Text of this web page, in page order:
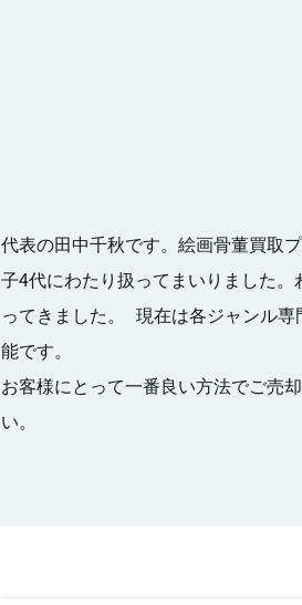
代表の田中千秋です。絵画骨董買取
子4代にわたり扱ってまいりました
ってきました。 現在は各ジャンル
能です。
お客様にとって一番良い方法でご売
い。